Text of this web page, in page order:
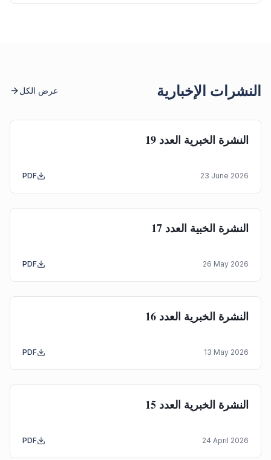
النشرات الإخبارية عرض الكل
النشرة الخبرية العدد 19
23 June 2026
PDF
النشرة الخبية العدد 17
26 May 2026
PDF
النشرة الخبرية العدد 16
13 May 2026
PDF
النشرة الخبرية العدد 15
24 April 2026
PDF